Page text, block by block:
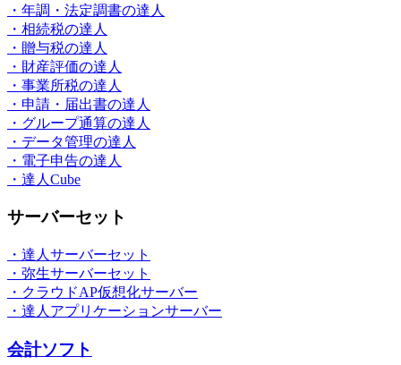
・年調・法定調書の達人
・相続税の達人
・贈与税の達人
・財産評価の達人
・事業所税の達人
・申請・届出書の達人
・グループ通算の達人
・データ管理の達人
・電子申告の達人
・達人Cube
サーバーセット
・達人サーバーセット
・弥生サーバーセット
・クラウドAP仮想化サーバー
・達人アプリケーションサーバー
会計ソフト